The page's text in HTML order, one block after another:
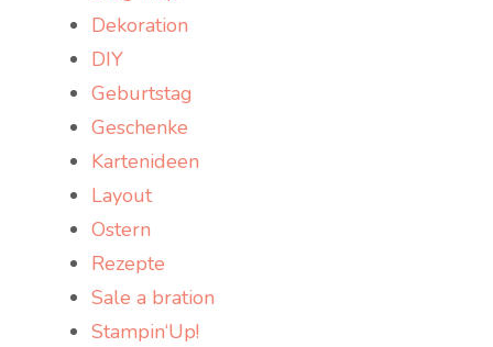
Dekoration
DIY
Geburtstag
Geschenke
Kartenideen
Layout
Ostern
Rezepte
Sale a bration
Stampin‘Up!